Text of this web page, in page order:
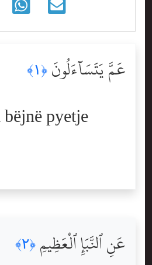
عَمَّ يَتَسَآءَلُونَ ﴿١﴾
pyetje
عَنِ ٱلنَّبَإِ ٱلْعَظِيمِ ﴿٢﴾